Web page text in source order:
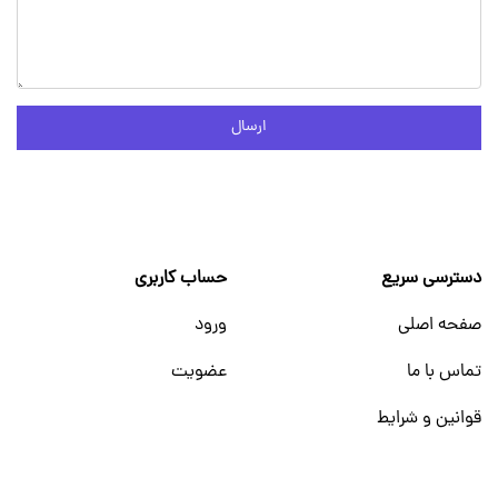
ارسال
دسترسی سریع
صفحه اصلی
تماس با ما
قوانین و شرایط
حساب کاربری
ورود
عضویت